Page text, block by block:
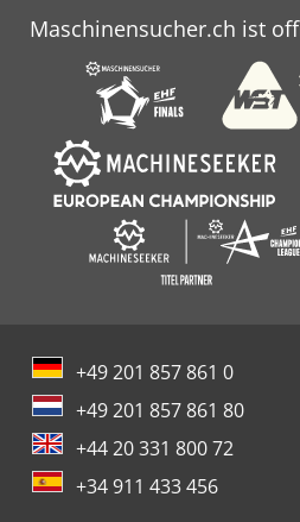
Maschinensucher.ch ist
+49 201 857 861 0
+49 201 857 861 80
+44 20 331 800 72
+34 911 433 456